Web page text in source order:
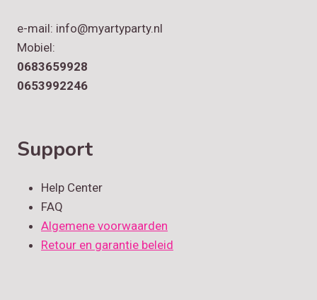
e-mail: info@myartyparty.nl
Mobiel:
0683659928
0653992246
Support
Help Center
FAQ
Algemene voorwaarden
Retour en garantie beleid